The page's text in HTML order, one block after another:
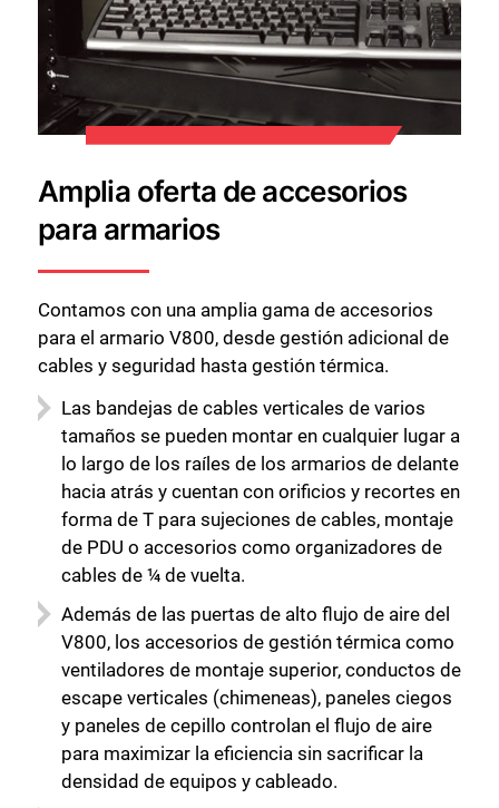
Amplia oferta de accesorios
para armarios
Contamos con una amplia gama de accesorios
para el armario V800, desde gestión adicional de
cables y seguridad hasta gestión térmica.
Las bandejas de cables verticales de varios
tamaños se pueden montar en cualquier lugar a
lo largo de los raíles de los armarios de delante
hacia atrás y cuentan con orificios y recortes en
forma de T para sujeciones de cables, montaje
de PDU o accesorios como organizadores de
cables de ¼ de vuelta.
Además de las puertas de alto flujo de aire del
V800, los accesorios de gestión térmica como
ventiladores de montaje superior, conductos de
escape verticales (chimeneas), paneles ciegos
y paneles de cepillo controlan el flujo de aire
para maximizar la eficiencia sin sacrificar la
densidad de equipos y cableado.
Cerrar